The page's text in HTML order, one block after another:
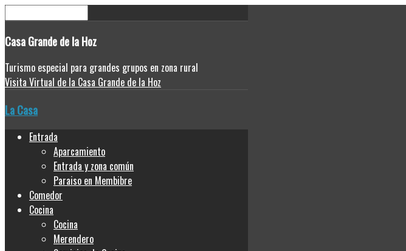
CasaGrande de la Hoz
Turismo especial para grandes grupos en zona rural
Visita Virtual de la Casa Grande de la Hoz
La Casa
Entrada
Aparcamiento
Entrada y zona común
Paraiso en Membibre
Comedor
Cocina
Cocina
Merendero